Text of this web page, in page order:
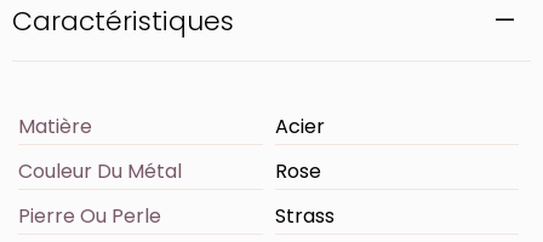
Caractéristiques
Matière
Acier
Couleur Du Métal
Rose
Pierre Ou Perle
Strass